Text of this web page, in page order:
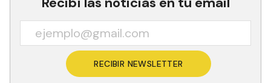
RECIBIR NEWSLETTER